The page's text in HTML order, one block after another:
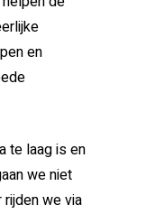
en
te laag is en
we niet
we via